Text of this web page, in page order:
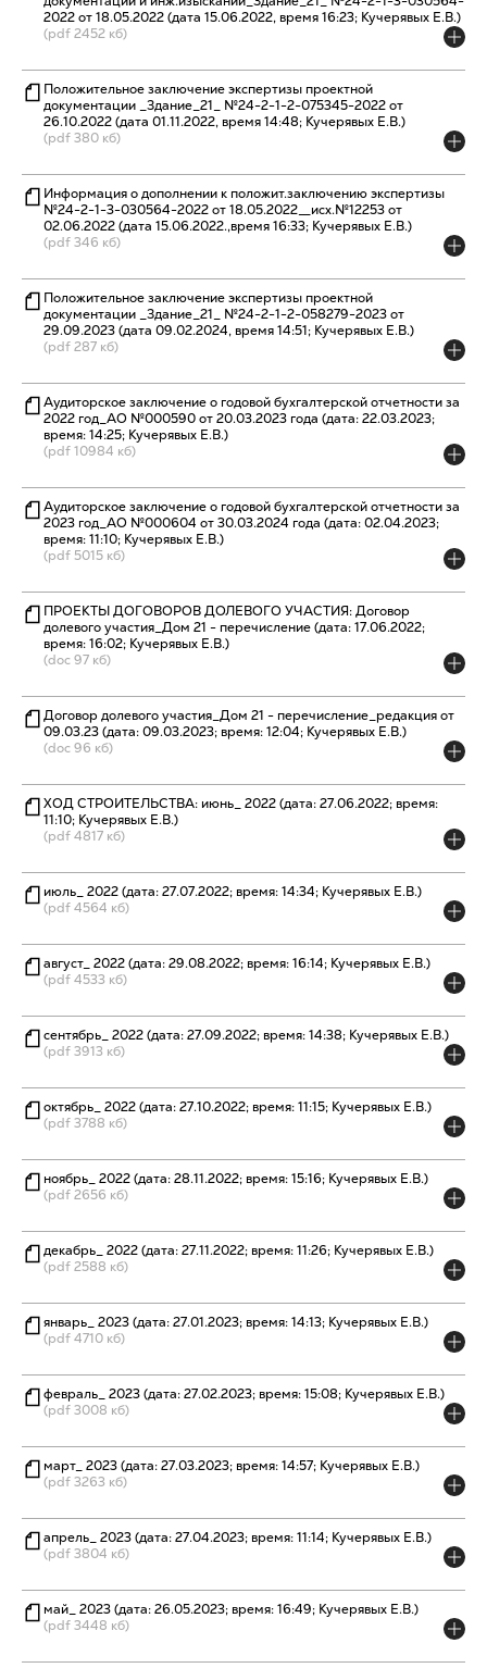
2022 от 18.05.2022 (дата 15.06.2022, время 16:23; Кучерявых Е.В.)
(pdf 2452 кб)
Положительное заключение экспертизы проектной
документации _Здание_21_ №24-2-1-2-075345-2022 от
26.10.2022 (дата 01.11.2022, время 14:48; Кучерявых Е.В.)
(pdf 380 кб)
Информация о дополнении к положит.заключению экспертизы
№24-2-1-3-030564-2022 от 18.05.2022__исх.№12253 от
02.06.2022 (дата 15.06.2022.,время 16:33; Кучерявых Е.В.)
(pdf 346 кб)
Положительное заключение экспертизы проектной
документации _Здание_21_ №24-2-1-2-058279-2023 от
29.09.2023 (дата 09.02.2024, время 14:51; Кучерявых Е.В.)
(pdf 287 кб)
Аудиторское заключение о годовой бухгалтерской отчетности за
2022 год_АО №000590 от 20.03.2023 года (дата: 22.03.2023;
время: 14:25; Кучерявых Е.В.)
(pdf 10984 кб)
Аудиторское заключение о годовой бухгалтерской отчетности за
2023 год_АО №000604 от 30.03.2024 года (дата: 02.04.2023;
время: 11:10; Кучерявых Е.В.)
(pdf 5015 кб)
ПРОЕКТЫ ДОГОВОРОВ ДОЛЕВОГО УЧАСТИЯ: Договор
долевого участия_Дом 21 - перечисление (дата: 17.06.2022;
время: 16:02; Кучерявых Е.В.)
(doc 97 кб)
Договор долевого участия_Дом 21 - перечисление_редакция от
09.03.23 (дата: 09.03.2023; время: 12:04; Кучерявых Е.В.)
(doc 96 кб)
ХОД СТРОИТЕЛЬСТВА: июнь_ 2022 (дата: 27.06.2022; время:
11:10; Кучерявых Е.В.)
(pdf 4817 кб)
июль_ 2022 (дата: 27.07.2022; время: 14:34; Кучерявых Е.В.)
(pdf 4564 кб)
август_ 2022 (дата: 29.08.2022; время: 16:14; Кучерявых Е.В.)
(pdf 4533 кб)
сентябрь_ 2022 (дата: 27.09.2022; время: 14:38; Кучерявых Е.В.)
(pdf 3913 кб)
октябрь_ 2022 (дата: 27.10.2022; время: 11:15; Кучерявых Е.В.)
(pdf 3788 кб)
ноябрь_ 2022 (дата: 28.11.2022; время: 15:16; Кучерявых Е.В.)
(pdf 2656 кб)
декабрь_ 2022 (дата: 27.11.2022; время: 11:26; Кучерявых Е.В.)
(pdf 2588 кб)
январь_ 2023 (дата: 27.01.2023; время: 14:13; Кучерявых Е.В.)
(pdf 4710 кб)
февраль_ 2023 (дата: 27.02.2023; время: 15:08; Кучерявых Е.В.)
(pdf 3008 кб)
март_ 2023 (дата: 27.03.2023; время: 14:57; Кучерявых Е.В.)
(pdf 3263 кб)
апрель_ 2023 (дата: 27.04.2023; время: 11:14; Кучерявых Е.В.)
(pdf 3804 кб)
май_ 2023 (дата: 26.05.2023; время: 16:49; Кучерявых Е.В.)
(pdf 3448 кб)